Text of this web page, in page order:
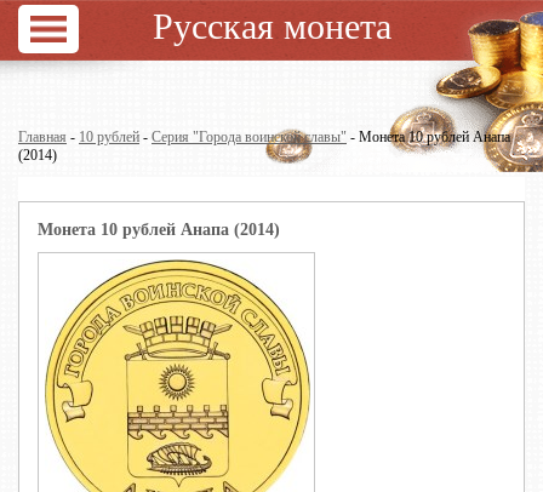
Русская монета
Главная - 10 рублей - Серия "Города воинской славы" - Монета 10 рублей Анапа
(2014)
Монета 10 рублей Анапа (2014)